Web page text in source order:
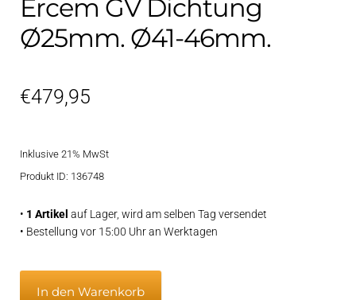
Ercem GV Dichtung
Ø25mm. Ø41-46mm.
€479,95
Inklusive 21% MwSt
Produkt ID: 136748
• 1 Artikel auf Lager, wird am selben Tag versendet
• Bestellung vor 15:00 Uhr an Werktagen
In den Warenkorb